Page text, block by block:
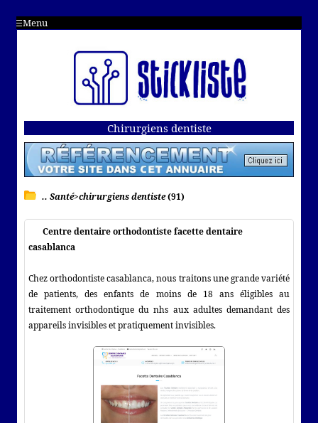
Menu
Chirurgiens dentiste
.. Santé>chirurgiens dentiste(91)
Centre dentaire orthodontiste facette dentaire
casablanca
Chez orthodontiste casablanca, nous traitons une grande variété
de patients, des enfants de moins de 18 ans éligibles au
traitement orthodontique du nhs aux adultes demandant des
appareils invisibles et pratiquement invisibles.